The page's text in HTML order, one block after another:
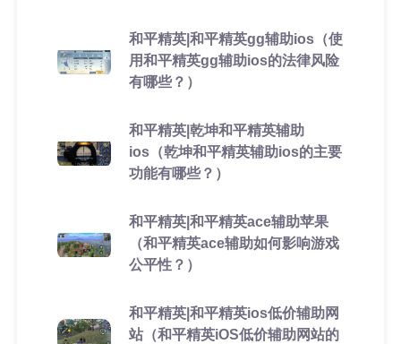
和平精英|和平精英gg辅助ios（使
用和平精英gg辅助ios的法律风险
有哪些？）
和平精英|乾坤和平精英辅助
ios（乾坤和平精英辅助ios的主要
功能有哪些？）
和平精英|和平精英ace辅助苹果
（和平精英ace辅助如何影响游戏
公平性？）
和平精英|和平精英ios低价辅助网
站（和平精英iOS低价辅助网站的